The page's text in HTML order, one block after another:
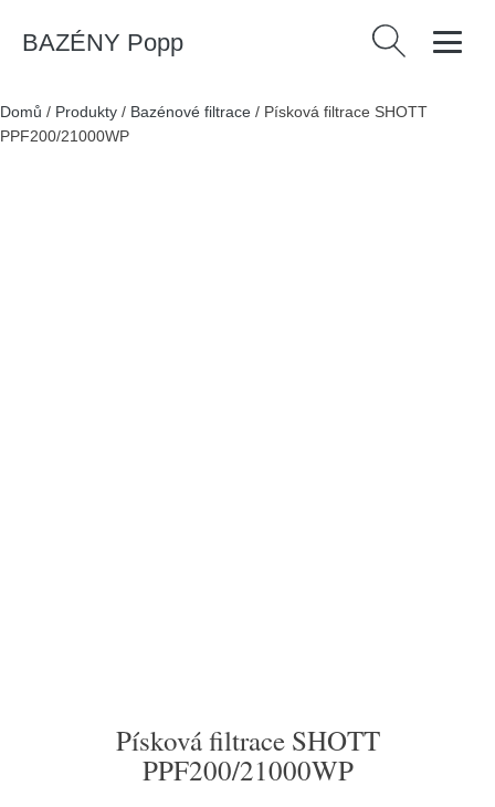
BAZÉNY Popp Vyhledávání
Domů / Produkty / Bazénové filtrace / Písková filtrace SHOTT
PPF200/21000WP
Písková filtrace SHOTT
PPF200/21000WP